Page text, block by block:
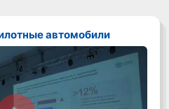
автомобили